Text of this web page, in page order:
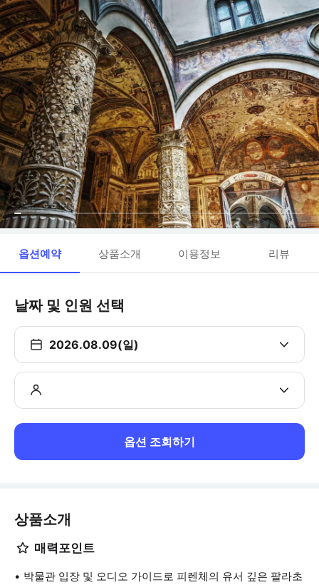
옵션예약 상품소개 이용정보 리뷰
날짜 및 인원 선택
2026.08.09(일)
옵션 조회하기
상품소개
매력포인트
박물관 입장 및 오디오 가이드로 피렌체의 유서 깊은 팔라초